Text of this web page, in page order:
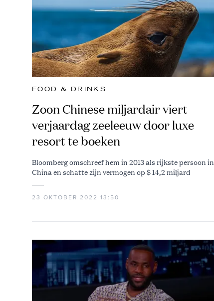
FOOD & DRINKS
Zoon Chinese miljardair viert
verjaardag zeeleeuw door luxe
resort te boeken
Bloomberg omschreef hem in 2013 als rijkste persoon in
China en schatte zijn vermogen op $ 14,2 miljard
23 OKTOBER 2022 13:50